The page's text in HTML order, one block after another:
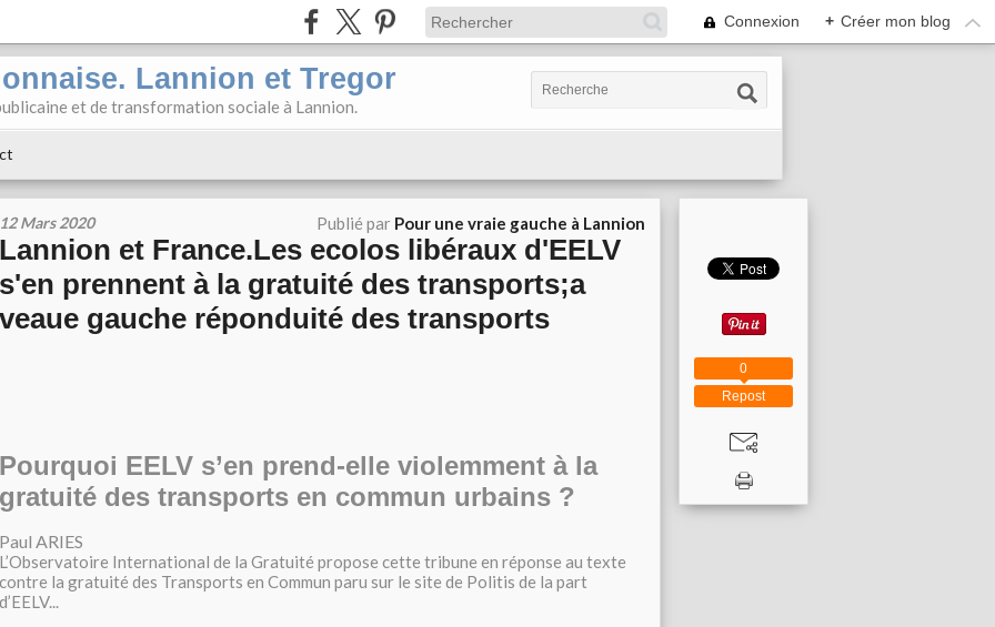
Connexion + Créer mon blog
Lannion et Tregor
et de transformation sociale à Lannion.
12 Mars 2020 Publié par Pour une vraie gauche à Lannion
Lannion et France.Les ecolos libéraux d'EELV
s'en prennent à la gratuité des transports;a
veaue gauche réponduité des transports
Pourquoi EELV s’en prend-elle violemment à la
gratuité des transports en commun urbains ?
Paul ARIES
L’Observatoire International de la Gratuité propose cette tribune en réponse au texte
contre la gratuité des Transports en Commun paru sur le site de Politis de la part
d’EELV...
Repost
0